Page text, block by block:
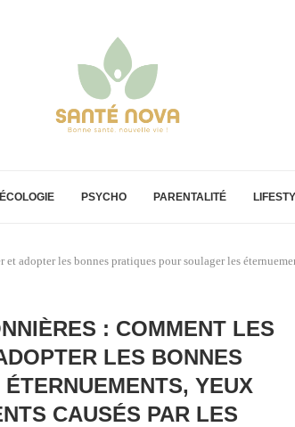
ÉCOLOGIE PSYCHO PARENTALITÉ
adopter les bonnes pratiques pour soulager les
: COMMENT LES
LES BONNES
YEUX
CAUSÉS PAR LES